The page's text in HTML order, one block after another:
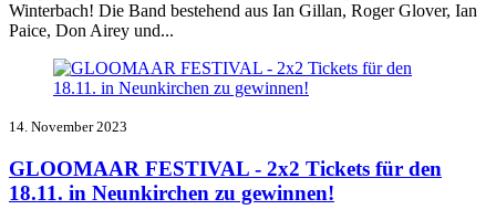
Winterbach! Die Band bestehend aus Ian Gillan, Roger Glover, Ian
Paice, Don Airey und...
14. November 2023
GLOOMAAR FESTIVAL - 2x2 Tickets für den
18.11. in Neunkirchen zu gewinnen!